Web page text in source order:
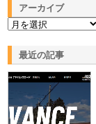
アーカイブ
最近の記事